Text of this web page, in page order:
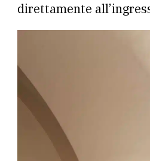
direttamente